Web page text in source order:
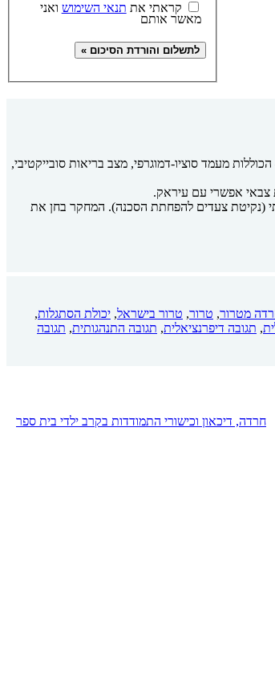
תנאי השימוש ואני
מאשר אותם
מעמד סוציו-דמוגרפי, מצב בריאות סובייקטיבי,
(נקיטת צעדים להפחתת הסכנה). המחקר בחן את
מטרור, טרור, טרור בישראל, יכולת הסתגלות,
, תגובה דיפרנציאלית, תגובה התנהגותית, תגובה
חרדה, דיכאון וכישורי התמודדות בקרב ילדי בית ספר